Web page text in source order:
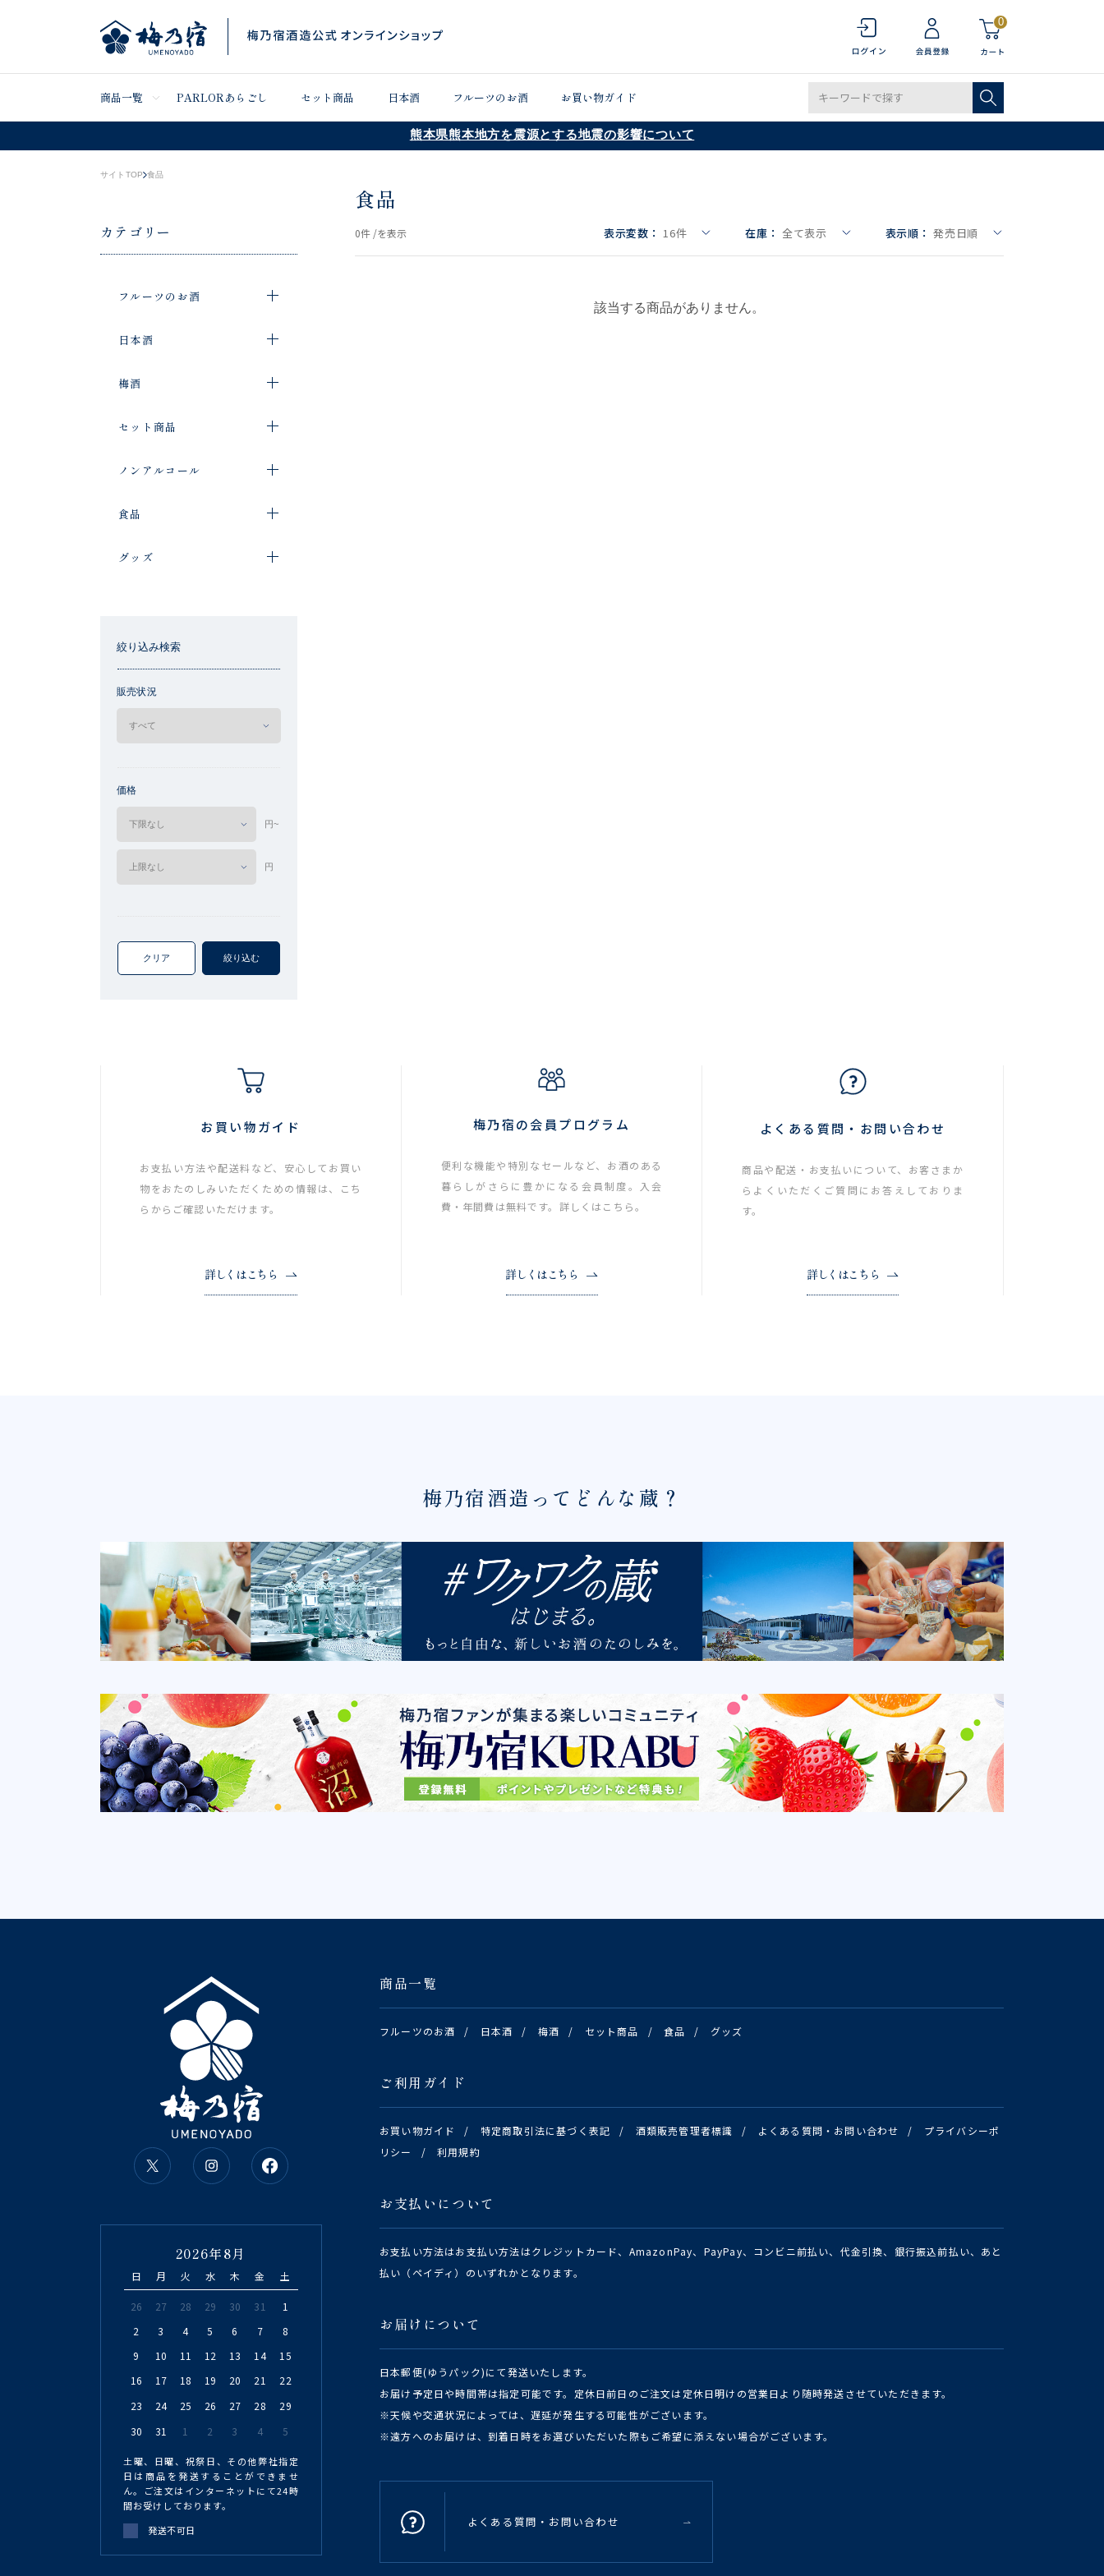
0
商品一覧 PARLORあらごし セット商品 日本酒 フルーツのお酒 お買い物ガイド
熊本県熊本地方を震源とする地震の影響について
サイトTOP 食品
カテゴリー
フルーツのお酒
日本酒
梅酒
セット商品
ノンアルコール
食品
グッズ
絞り込み検索
販売状況
価格
円~
円
クリア 絞り込む
食品
0件 /を表示 表示変数： 16件 在庫： 全て表示 表示順： 発売日順
該当する商品がありません。
お買い物ガイド
お支払い方法や配送料など、安心してお買い
物をおたのしみいただくための情報は、こち
らからご確認いただけます。
詳しくはこちら
梅乃宿の会員プログラム
便利な機能や特別なセールなど、お酒のある
暮らしがさらに豊かになる会員制度。入会
費・年間費は無料です。詳しくはこちら。
詳しくはこちら
よくある質問・お問い合わせ
商品や配送・お支払いについて、お客さまか
らよくいただくご質問にお答えしておりま
す。
詳しくはこちら
梅乃宿酒造ってどんな蔵？
商品一覧
フルーツのお酒 / 日本酒 / 梅酒 / セット商品 / 食品 / グッズ
ご利用ガイド
お買い物ガイド / 特定商取引法に基づく表記 / 酒類販売管理者標識 / よくある質問・お問い合わせ /
プライバシーポ
リシー
/ 利用規約
お支払いについて
お支払い方法はお支払い方法はクレジットカード、AmazonPay、PayPay、コンビニ前払い、代金引換、銀行振込前払い、あと
払い（ペイディ）のいずれかとなります。
お届けについて
日本郵便(ゆうパック)にて発送いたします。
お届け予定日や時間帯は指定可能です。定休日前日のご注文は定休日明けの営業日より随時発送させていただきます。
※天候や交通状況によっては、遅延が発生する可能性がございます。
※遠方へのお届けは、到着日時をお選びいただいた際もご希望に添えない場合がございます。
よくある質問・お問い合わせ
2026年8月
日 月 火 水 木 金 土
26 27 28 29 30 31
1
2
3 4 5 6 7
8
9
10 11 12 13 14
15
16
17 18 19 20 21
22
23
24 25 26 27 28
29
30
31 1 2 3 4 5
土曜、日曜、祝祭日、その他弊社指定
日は商品を発送することができませ
ん。ご注文はインターネットにて24時
間お受けしております。
発送不可日